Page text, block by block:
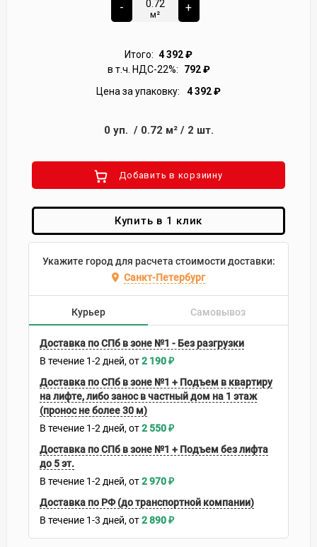
-
м²
+
Итого: 4 392₽
в т.ч. НДС-22%:
792₽
Цена за упаковку:
4 392₽
0 уп. / 0.72 м²/ 2 шт.
Добавить в корзиину
Купить в 1 клик
Укажите город для расчета стоимости доставки:
Санкт-Петербург
Курьер Самовывоз
Доставка по СПб в зоне №1 - Без разгрузки
В течение 1-2 дней 2 190₽
Доставка по СПб в зоне №1 + Подъем в квартиру
на лифте, либо занос в частный дом на 1 этаж
(пронос не более 30 м)
В течение 1-2 дней 2 550₽
Доставка по СПб в зоне №1 + Подъем без лифта
до 5 эт.
В течение 1-2 дней 2 970₽
Доставка по РФ (до транспортной компании)
В течение 1-3 дней 2 890₽